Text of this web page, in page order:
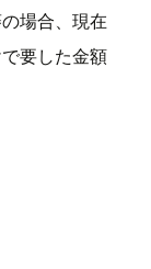
場合、現在
要した金額